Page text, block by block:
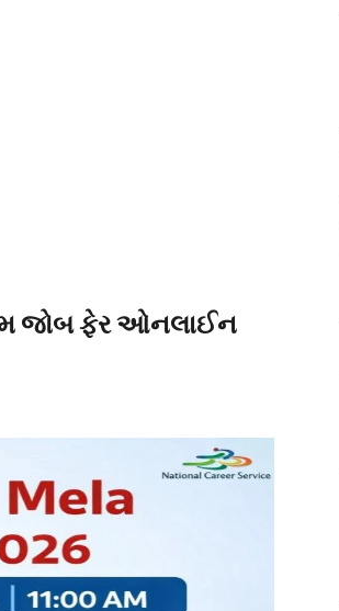
જોબ ફેર ઓનલાઈન